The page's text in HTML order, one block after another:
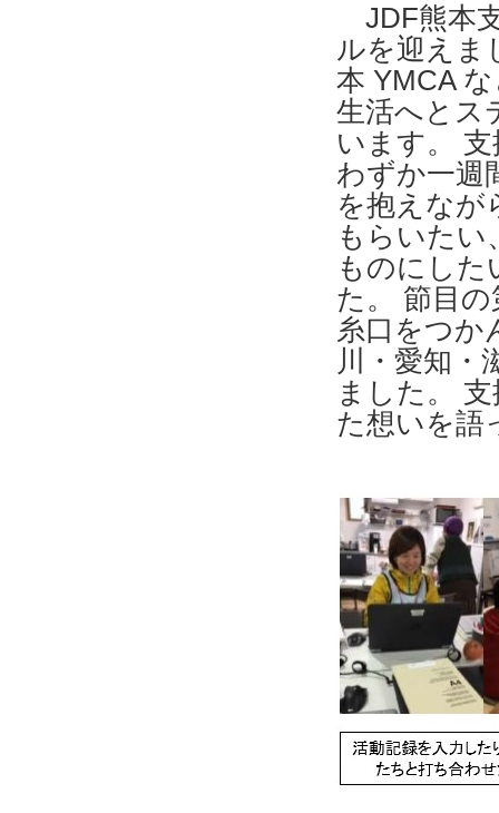
JDF熊本
ルを迎えま
本 YMCA
生活へとス
います。
わずか一週
を抱えなが
もらいたい
ものにした
た。 節目
糸口をつか
川・愛知・
ました。
た想いを語